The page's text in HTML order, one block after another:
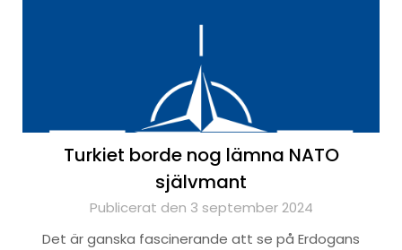
Turkiet borde nog lämna NATO
självmant
Publicerat den 3 september 2024
Det är ganska fascinerande att se på Erdogans